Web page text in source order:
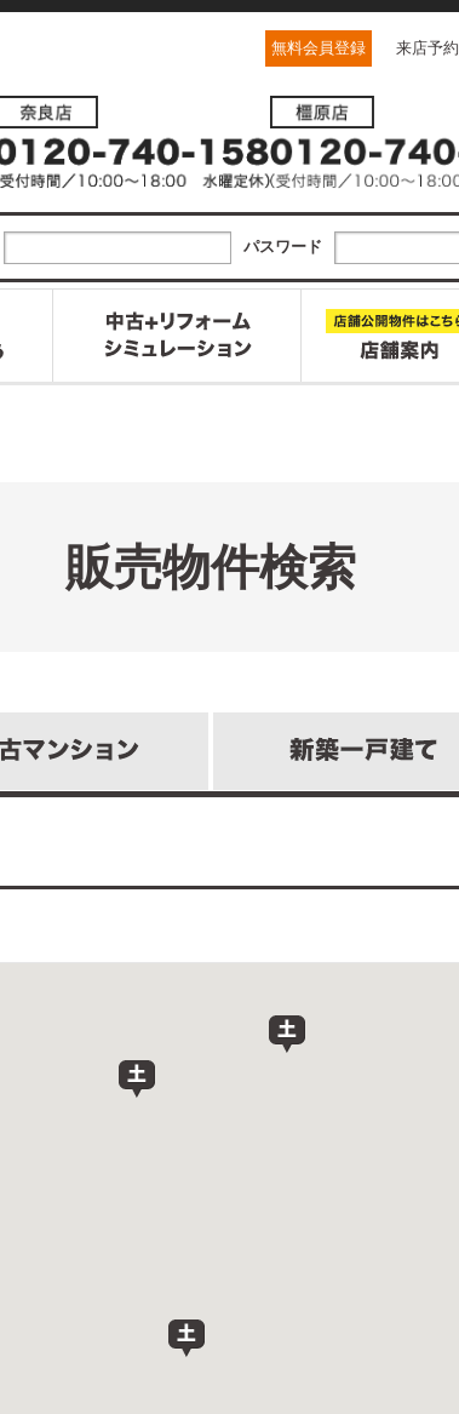
無料会員登録 来店予約
パスワード
販売物件検索